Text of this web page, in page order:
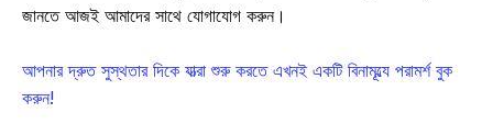
জানতে আজই আমাদের সাথে যোগাযোগ করুন।
আপনার দ্রুত সুস্থতার দিকে যাত্রা শুরু করতে এখনই একটি বিনামূল্যে পরামর্শ বুক
করুন!